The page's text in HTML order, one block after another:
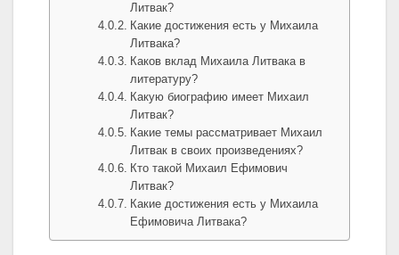
Литвак?
Какие достижения есть у Михаила
Литвака?
Каков вклад Михаила Литвака в
литературу?
Какую биографию имеет Михаил
Литвак?
Какие темы рассматривает Михаил
Литвак в своих произведениях?
Кто такой Михаил Ефимович
Литвак?
Какие достижения есть у Михаила
Ефимовича Литвака?